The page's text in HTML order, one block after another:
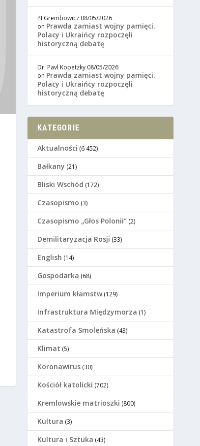
PI Grembowicz 08/05/2026
on Prawda zamiast wojny pamięci.
Polacy i Ukraińcy rozpoczęli
historyczną debatę
Dr. Pavl Kopetzky 08/05/2026
on Prawda zamiast wojny pamięci.
Polacy i Ukraińcy rozpoczęli
historyczną debatę
KATEGORIE
Aktualności (6 452)
Bałkany (21)
Bliski Wschód (172)
Czasopismo (3)
Czasopismo „Głos Polonii” (2)
Demilitaryzacja Rosji (33)
English (14)
Gospodarka (68)
Imperium kłamstw (129)
Infrastruktura Międzymorza (1)
Katastrofa Smoleńska (43)
Klimat (5)
Koronawirus (30)
Kościół katolicki (702)
Kremlowskie matrioszki (800)
Kultura (3)
Kultura i Sztuka (43)